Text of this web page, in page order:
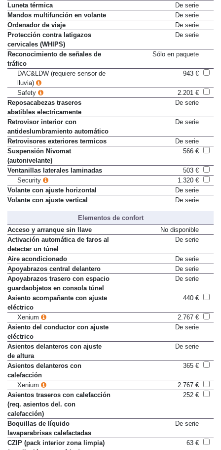
Luneta térmica
De serie
Mandos multifunción en volante
De serie
Ordenador de viaje
De serie
Protección contra latigazos
cervicales (WHIPS)
De serie
Reconocimiento de señales de
tráfico
Sólo en paquete
DAC&LDW (requiere sensor de
lluvia)
943 €
Safety
2.201 €
Reposacabezas traseros
abatibles electricamente
De serie
Retrovisor interior con
antideslumbramiento automático
De serie
Retrovisores exteriores termicos
De serie
Suspensión Nivomat
(autonivelante)
566 €
Ventanillas laterales laminadas
503 €
Security
1.320 €
Volante con ajuste horizontal
De serie
Volante con ajuste vertical
De serie
Elementos de confort
Acceso y arranque sin llave
No disponible
Activación automática de faros al
detectar un túnel
De serie
Aire acondicionado
De serie
Apoyabrazos central delantero
De serie
Apoyabrazos trasero con espacio
guardaobjetos en consola túnel
De serie
Asiento acompañante con ajuste
eléctrico
440 €
Xenium
2.767 €
Asiento del conductor con ajuste
eléctrico
De serie
Asientos delanteros con ajuste
de altura
De serie
Asientos delanteros con
calefacción
365 €
Xenium
2.767 €
Asientos traseros con calefacción
(req. asientos del. con
calefacción)
252 €
Boquillas de líquido
lavaparabrisas calefactadas
De serie
CZIP (pack interior zona limpia)
63 €